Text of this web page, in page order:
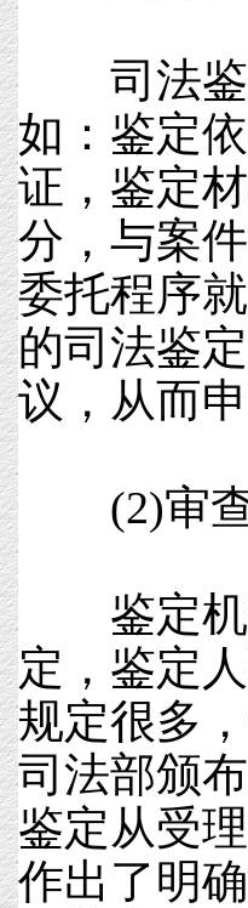
司法鉴
如：鉴定
证，鉴定
分，与案
委托程序
的司法鉴
议，从而
(2)审查
鉴定机
定，鉴定
规定很多
司法部颁
鉴定从受
作出了明